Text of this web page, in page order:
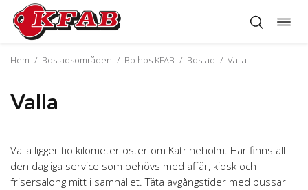
Hoppa
innehåll
Hem / Bostadsområden / Bo hos KFAB / Bostad / Valla
Valla
Valla ligger tio kilometer öster om Katrineholm. Här finns all
den dagliga service som behövs med affär, kiosk och
frisersalong mitt i samhället. Täta avgångstider med bussar